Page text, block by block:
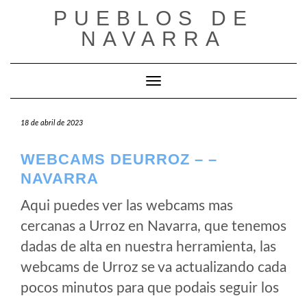
PUEBLOS DE
NAVARRA
Cambiar modo de navegación
18 de abril de 2023
WEBCAMS DEURROZ – –
NAVARRA
Aqui puedes ver las webcams mas
cercanas a Urroz en Navarra, que tenemos
dadas de alta en nuestra herramienta, las
webcams de Urroz se va actualizando cada
pocos minutos para que podais seguir los